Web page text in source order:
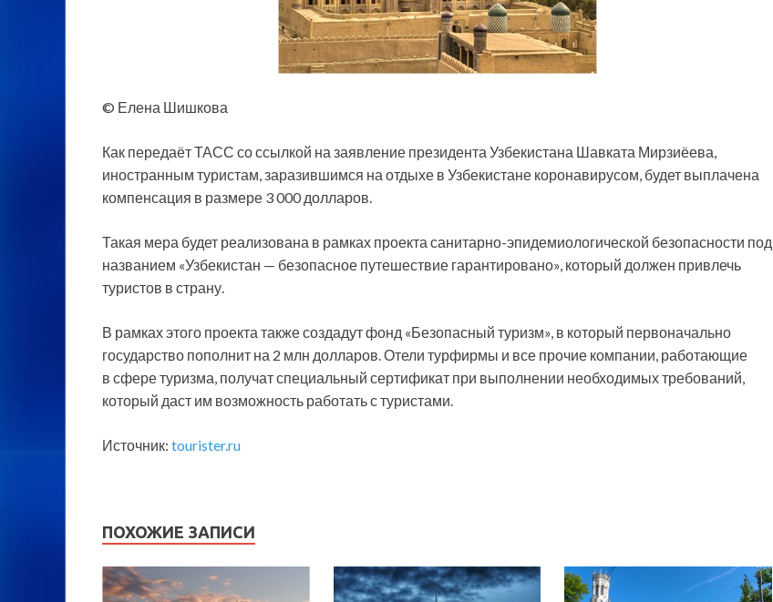
© Елена Шишкова
Как передаёт ТАСС со ссылкой на заявление президента Узбекистана Шавката Мирзиёева,
иностранным туристам, заразившимся на отдыхе в Узбекистане коронавирусом, будет выплачена
компенсация в размере 3 000 долларов.
Такая мера будет реализована в рамках проекта санитарно-эпидемиологической безопасности под
названием «Узбекистан — безопасное путешествие гарантировано», который должен привлечь
туристов в страну.
В рамках этого проекта также создадут фонд «Безопасный туризм», в который первоначально
государство пополнит на 2 млн долларов. Отели турфирмы и все прочие компании, работающие
в сфере туризма, получат специальный сертификат при выполнении необходимых требований,
который даст им возможность работать с туристами.
Источник: tourister.ru
ПОХОЖИЕ ЗАПИСИ